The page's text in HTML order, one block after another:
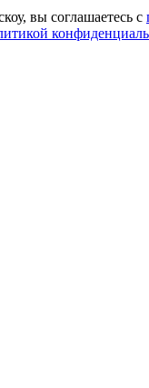
вы соглашаетесь с